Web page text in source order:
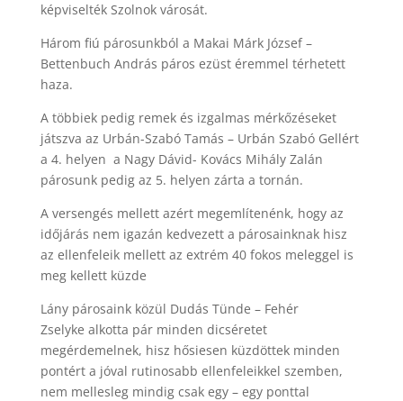
képviselték Szolnok városát.
Három fiú párosunkból a Makai Márk József –
Bettenbuch András páros ezüst éremmel térhetett
haza.
A többiek pedig remek és izgalmas mérkőzéseket
játszva az Urbán-Szabó Tamás – Urbán Szabó Gellért
a 4. helyen a Nagy Dávid- Kovács Mihály Zalán
párosunk pedig az 5. helyen zárta a tornán.
A versengés mellett azért megemlítenénk, hogy az
időjárás nem igazán kedvezett a párosainknak hisz
az ellenfeleik mellett az extrém 40 fokos meleggel is
meg kellett küzde
Lány párosaink közül Dudás Tünde – Fehér
Zselyke alkotta pár minden dicséretet
megérdemelnek, hisz hősiesen küzdöttek minden
pontért a jóval rutinosabb ellenfeleikkel szemben,
nem mellesleg mindig csak egy – egy ponttal